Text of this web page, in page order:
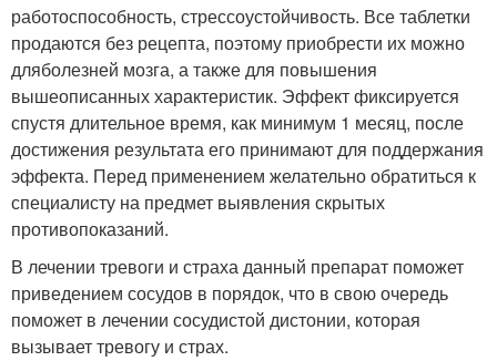
работоспособность, стрессоустойчивость. Все таблетки
продаются без рецепта, поэтому приобрести их можно
дляболезней мозга, а также для повышения
вышеописанных характеристик. Эффект фиксируется
спустя длительное время, как минимум 1 месяц, после
достижения результата его принимают для поддержания
эффекта. Перед применением желательно обратиться к
специалисту на предмет выявления скрытых
противопоказаний.
В лечении тревоги и страха данный препарат поможет
приведением сосудов в порядок, что в свою очередь
поможет в лечении сосудистой дистонии, которая
вызывает тревогу и страх.